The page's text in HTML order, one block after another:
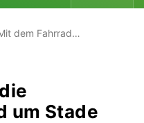
dem Fahrrad…
um Stade